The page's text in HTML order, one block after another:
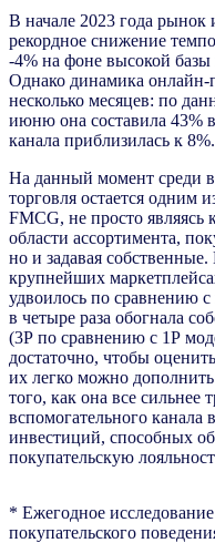
В начале 2023 года рынок
рекордное снижение
-4% на фоне высокой базы
Однако динамика онлайн-
несколько месяцев: по
июню она составила 43%
канала приблизилась к 8%.
На данный момент среди
торговля остается одним
FMCG, не просто являясь
области ассортимента,
но и задавая
крупнейших
удвоилось по сравнению
в четыре раза обогнала
(3Р по сравнению с 1Р
достаточно, чтобы
их легко можно
того, как она все сильнее
вспомогательного
инвестиций, способных
покупательскую
* Ежегодное
покупательского